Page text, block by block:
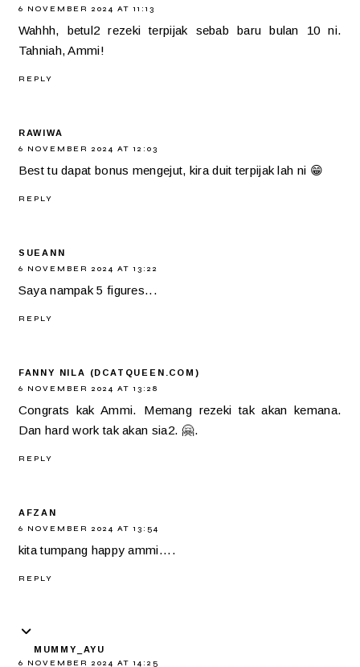
6 NOVEMBER 2024 AT 11:13
Wahhh, betul2 rezeki terpijak sebab baru bulan 10 ni.
Tahniah, Ammi!
REPLY
RAWIWA
6 NOVEMBER 2024 AT 12:03
Best tu dapat bonus mengejut, kira duit terpijak lah ni 😁
REPLY
SUEANN
6 NOVEMBER 2024 AT 13:22
Saya nampak 5 figures...
REPLY
FANNY NILA (DCATQUEEN.COM)
6 NOVEMBER 2024 AT 13:28
Congrats kak Ammi. Memang rezeki tak akan kemana.
Dan hard work tak akan sia2. 🤗.
REPLY
AFZAN
6 NOVEMBER 2024 AT 13:54
kita tumpang happy ammi....
REPLY
MUMMY_AYU
6 NOVEMBER 2024 AT 14:25